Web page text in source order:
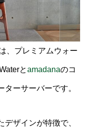
、プレミアムウォー
とamadanaのコ
ーサーバーです。
ザインが特徴で、